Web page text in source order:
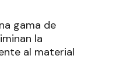
gama de
la
al material